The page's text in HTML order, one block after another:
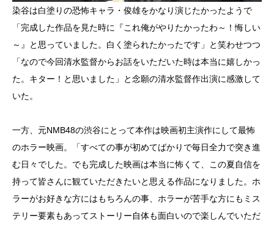
染谷は白塗りの恐怖キャラ・俊雄をかなり演じたかったようで
「完成した作品を見た時に『これ俺がやりたかったわ～！悔しい
～』と思っていました。白く塗られたかったです」と笑わせつつ
「なので今回清水監督からお話をいただいた時は本当に嬉しかっ
た。キター！と思いました」と念願の清水監督作出演に感激して
いた。
一方、元NMB48の渋⾕にとって本作は映画初主演作にして最怖
のホラー映画。「すべての事が初めてばかりで毎日全力で突き進
む日々でした。でも完成した映画は本当に怖くて、この夏自信を
持って皆さんに観ていただきたいと思える作品になりました。ホ
ラーがお好きな方にはもちろんの事、ホラーが苦手な方にもミス
テリー要素もあってストーリー自体も面白いので楽しんでいただ